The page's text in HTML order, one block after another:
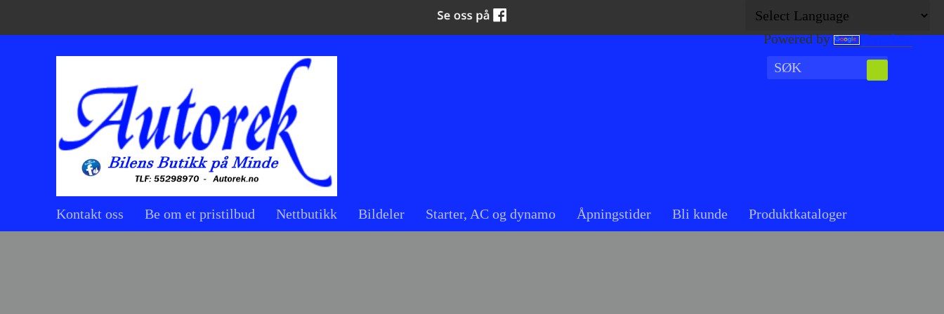
Kontakt oss Be om et pristilbud Nettbutikk Bildeler Starter, AC og dynamo Åpningstider Bli kunde Produktkataloger
Powered by Translate